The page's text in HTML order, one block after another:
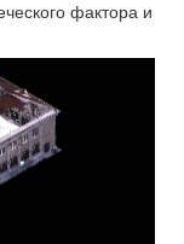
фактора и